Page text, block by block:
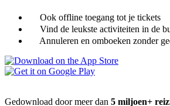
Ook offline toegang tot je tickets
Vind de leukste activiteiten in de
Annuleren en omboeken zonder
Gedownload door meer dan 5 miljoen+